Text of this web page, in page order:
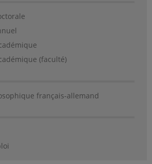
(faculté)
français-allemand